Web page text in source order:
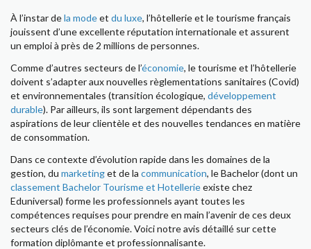
À l’instar dela modeet du luxe, l’hôtellerie et le tourisme français
jouissent d’une excellente réputation internationale et assurent
un emploi à près de 2 millions de personnes.
Comme d’autres secteurs de l’économie, le tourisme et l’hôtellerie
doivent s’adapter aux nouvelles règlementations sanitaires (Covid)
et environnementales (transition écologique, développement
durable). Par ailleurs, ils sont largement dépendants des
aspirations de leur clientèle et des nouvelles tendances en matière
de consommation.
Dans ce contexte d’évolution rapide dans les domaines de la
gestion, du marketinget de la communication, le Bachelor (dont un
classement Bachelor Tourisme et Hotellerieexiste chez
Eduniversal) forme les professionnels ayant toutes les
compétences requises pour prendre en main l’avenir de ces deux
secteurs clés de l’économie. Voici notre avis détaillé sur cette
formation diplômante et professionnalisante.